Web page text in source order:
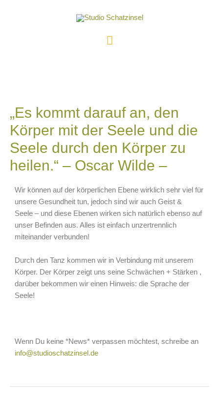
„Es kommt darauf an, den
Körper mit der Seele und die
Seele durch den Körper zu
heilen.“ – Oscar Wilde –
Wir können auf der körperlichen Ebene wirklich sehr viel für
unsere Gesundheit tun, jedoch sind wir auch Geist &
Seele – und diese Ebenen wirken sich natürlich ebenso auf
unser Befinden aus. Alles ist einfach unzertrennlich
miteinander verbunden!
Durch den Tanz kommen wir in Verbindung mit unserem
Körper. Der Körper zeigt uns seine Schwächen + Stärken ,
darüber bekommen wir einen Hinweis: die Sprache der
Seele!
Wenn Du keine *News* verpassen möchtest, schreibe an
info@studioschatzinsel.de